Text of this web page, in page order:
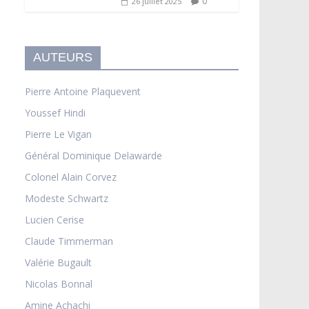
AUTEURS
Pierre Antoine Plaquevent
Youssef Hindi
Pierre Le Vigan
Général Dominique Delawarde
Colonel Alain Corvez
Modeste Schwartz
Lucien Cerise
Claude Timmerman
Valérie Bugault
Nicolas Bonnal
Amine Achachi